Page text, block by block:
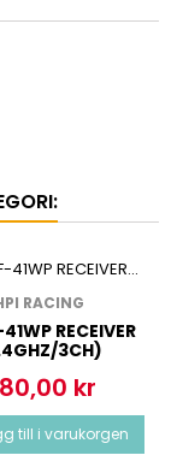
RACING
RECEIVER
3CH)
kr
till i varukorgen